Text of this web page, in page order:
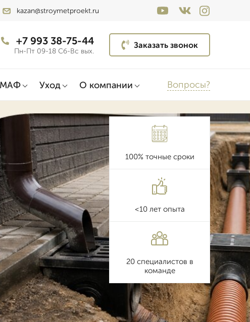
kazan@stroymetproekt.ru
+7 993 38-75-44
Пн-Пт 09-18 Сб-Вс вых.
Заказать звонок
МАФ Уход О компании Вопросы?
100% точные сроки
<10 лет опыта
20 специалистов в
команде